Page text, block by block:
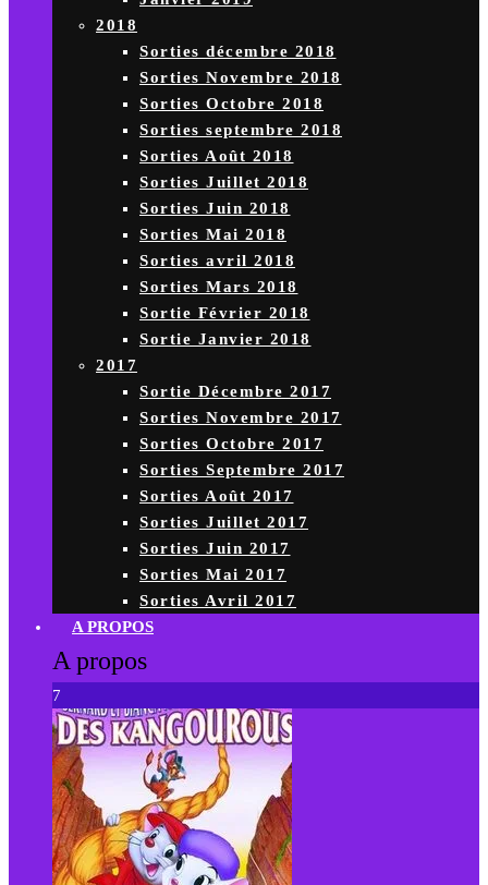
2018
Sorties décembre 2018
Sorties Novembre 2018
Sorties Octobre 2018
Sorties septembre 2018
Sorties Août 2018
Sorties Juillet 2018
Sorties Juin 2018
Sorties Mai 2018
Sorties avril 2018
Sorties Mars 2018
Sortie Février 2018
Sortie Janvier 2018
2017
Sortie Décembre 2017
Sorties Novembre 2017
Sorties Octobre 2017
Sorties Septembre 2017
Sorties Août 2017
Sorties Juillet 2017
Sorties Juin 2017
Sorties Mai 2017
Sorties Avril 2017
A PROPOS
A propos
7